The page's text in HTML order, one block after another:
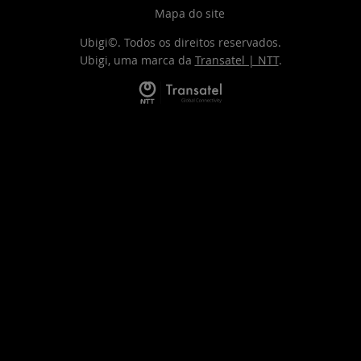
Mapa do site
Ubigi©. Todos os direitos reservados.
Ubigi, uma marca da Transatel | NTT.